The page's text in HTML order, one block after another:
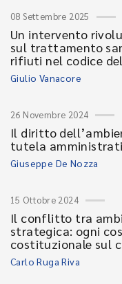
08 Settembre 2025
Un intervento
sul trattamento
rifiuti nel codice
Giulio Vanacore
26 Novembre 2024
Il diritto
tutela
Giuseppe De Nozza
15 Ottobre 2024
Il conflitto tra
strategica: ogni
costituzionale sul
Carlo Ruga Riva